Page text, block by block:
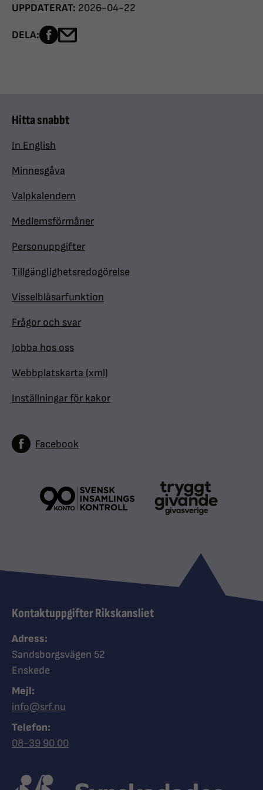
UPPDATERAT: 2026-04-22
DELA: Dela sidan på Facebook
Hitta snabbt
In English
Minnesgåva
Valpkalendern
Medlemsförmåner
Personuppgifter
Tillgänglighetsredogörelse
Visselblåsarfunktion
Frågor och svar
Jobba hos oss
Webbplatskarta (xml)
Inställningar för kakor
Facebook
Kontaktuppgifter Rikskansliet
Adress:
Sandsborgsvägen 52
Enskede
Mejl:
info@srf.nu
Telefon:
Ring Synskadades riksförbund
08-39 90 00